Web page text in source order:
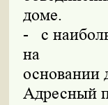
доме.
- с
на
основании
Адресный